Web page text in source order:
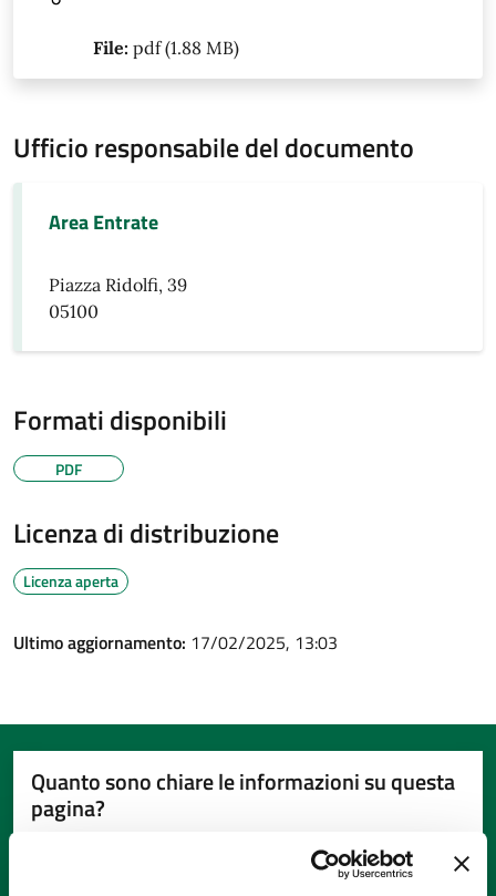
File: pdf (1.88 MB)
Ufficio responsabile del documento
Area Entrate
Piazza Ridolfi, 39
05100
Formati disponibili
PDF
Licenza di distribuzione
Licenza aperta
Ultimo aggiornamento: 17/02/2025, 13:03
Quanto sono chiare le informazioni su questa
pagina?